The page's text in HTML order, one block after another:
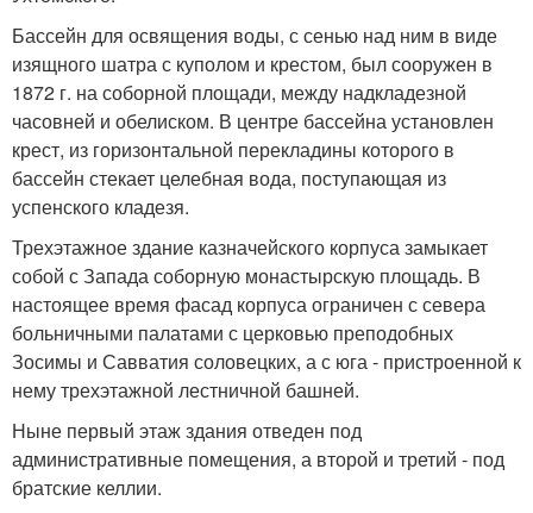
Бассейн для освящения воды, с сенью над ним в виде
изящного шатра с куполом и крестом, был сооружен в
1872 г. на соборной площади, между надкладезной
часовней и обелиском. В центре бассейна установлен
крест, из горизонтальной перекладины которого в
бассейн стекает целебная вода, поступающая из
успенского кладезя.
Трехэтажное здание казначейского корпуса замыкает
собой с Запада соборную монастырскую площадь. В
настоящее время фасад корпуса ограничен с севера
больничными палатами с церковью преподобных
Зосимы и Савватия соловецких, а с юга - пристроенной к
нему трехэтажной лестничной башней.
Ныне первый этаж здания отведен под
административные помещения, а второй и третий - под
братские келлии.